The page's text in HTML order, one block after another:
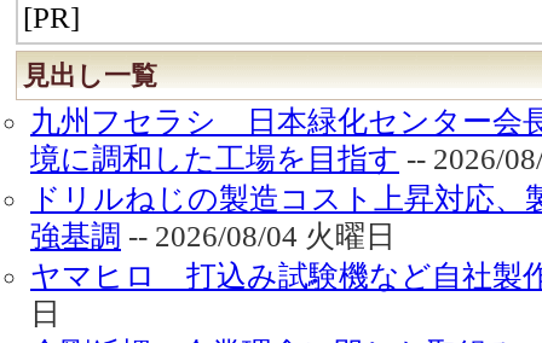
[PR]
見出し一覧
九州フセラシ 日本緑化センター会
境に調和した工場を目指す -- 2026/
ドリルねじの製造コスト上昇対応、
強基調 -- 2026/08/04 火曜日
ヤマヒロ 打込み試験機など自社製
日